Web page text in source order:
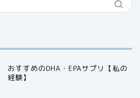
おすすめのDHA・EPAサプリ【私の
経験】